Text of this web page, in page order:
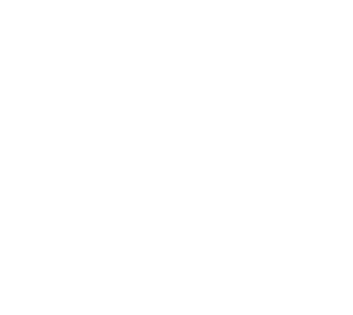
积累经
象。
以恒，
的契